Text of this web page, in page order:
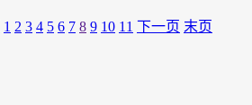
1 2 3 4 5 6 7 8 9 10 11 下一页 末页